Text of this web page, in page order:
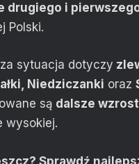
drugiego i
Polski.
sytuacja dotyczy
Niedziczanki oraz
są dalsze
wysokiej.
Sprawdź